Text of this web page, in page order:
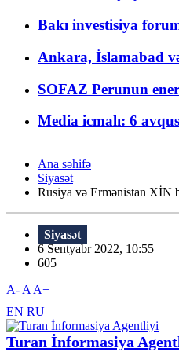
Bakı investisiya
Ankara, İslamabad
SOFAZ Perunun
Media icmalı: 6
Ana səhifə
Siyasət
Rusiya və Ermənistan XİN
Siyasət
6 Sentyabr 2022, 10:55
605
A- A A+
EN RU
Turan İnformasiya